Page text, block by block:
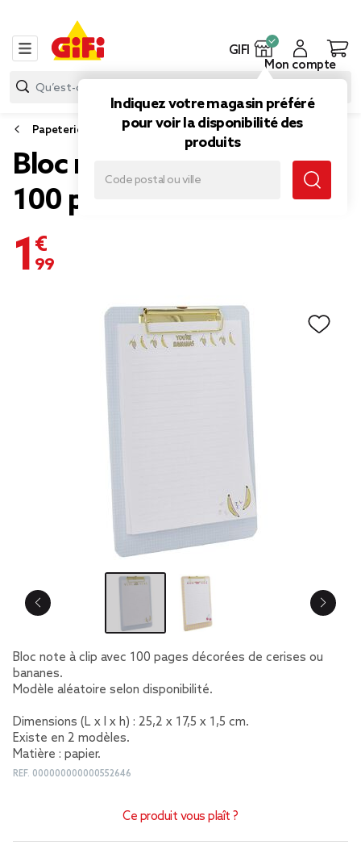
GIFI
Indiquez votre magasin préféré
pour voir la disponibilité des
produits
Mon compte
Papeterie et fournitures bureau
Bloc note à clip motif fruit
100 pages
1,99 €
Bloc note à clip avec 100 pages décorées de cerises ou
bananes.
Modèle aléatoire selon disponibilité.
Dimensions (L x l x h) : 25,2 x 17,5 x 1,5 cm.
Existe en 2 modèles.
Matière : papier.
REF. 000000000000552646
Ce produit vous plaît ?